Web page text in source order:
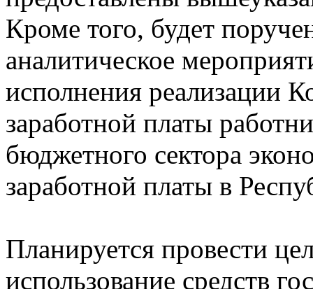
Кроме того, будет
аналитическое
исполнения реализации
заработной платы
бюджетного сектора
заработной платы в
Планируется провести
использование средств